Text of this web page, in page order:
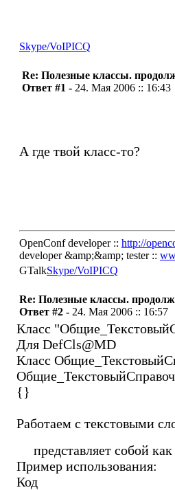
Skype/VoIPICQ
Re: Полезные классы.
Ответ #1 - 24. Мая 2006 :: 16:43
А где твой класс-то?
OpenConf developer :: http://
developer &amp;&amp; tester ::
GTalkSkype/VoIPICQ
Re: Полезные классы.
Ответ #2 - 24. Мая 2006 :: 16:57
Класс
Для DefCls@MD
Класс
{}
Работаем с текстовыми
представляет собой
Пример использования:
Код